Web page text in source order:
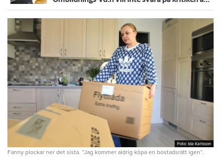
Foto: Ida Karlsson
Foto: Ida Karlsson
Fanny plockar ner det sista. ”Jag kommer aldrig köpa en bostadsrätt igen”.